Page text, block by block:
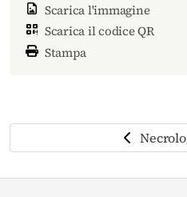
Scarica l'immagine
Scarica il codice QR
Stampa